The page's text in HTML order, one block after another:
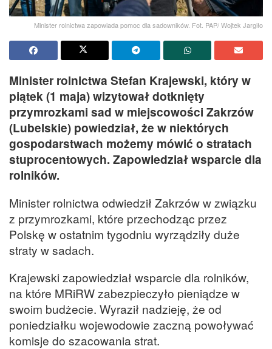
Minister rolnictwa zapowiada pomoc dla sadowników. Fot. PAP/ Wojtek Jargiło
Minister rolnictwa Stefan Krajewski, który w
piątek (1 maja) wizytował dotknięty
przymrozkami sad w miejscowości Zakrzów
(Lubelskie) powiedział, że w niektórych
gospodarstwach możemy mówić o stratach
stuprocentowych. Zapowiedział wsparcie dla
rolników.
Minister rolnictwa odwiedził Zakrzów w związku
z przymrozkami, które przechodząc przez
Polskę w ostatnim tygodniu wyrządziły duże
straty w sadach.
Krajewski zapowiedział wsparcie dla rolników,
na które MRiRW zabezpieczyło pieniądze w
swoim budżecie. Wyraził nadzieję, że od
poniedziałku wojewodowie zaczną powoływać
komisje do szacowania strat.